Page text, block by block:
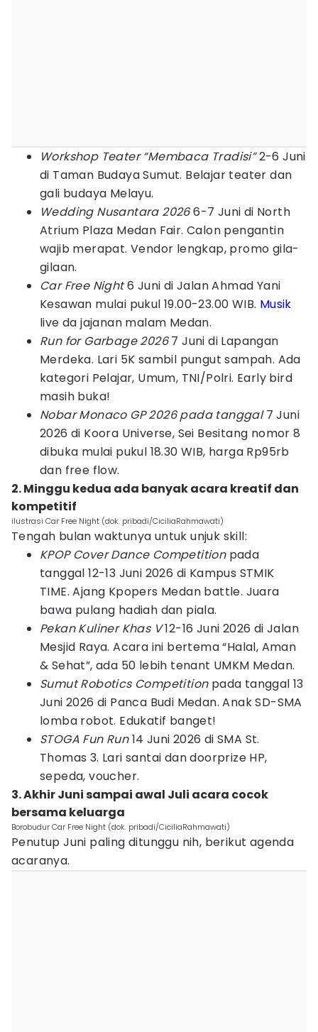
Workshop Teater “Membaca Tradisi”2-6 Juni
di Taman Budaya Sumut. Belajar teater dan
gali budaya Melayu.
Wedding Nusantara 20266-7 Juni di North
Atrium Plaza Medan Fair. Calon pengantin
wajib merapat. Vendor lengkap, promo gila-
gilaan.
Car Free Night6 Juni di Jalan Ahmad Yani
Kesawan mulai pukul 19.00-23.00 WIB. Musik
live da jajanan malam Medan.
Run for Garbage 20267 Juni di Lapangan
Merdeka. Lari 5K sambil pungut sampah. Ada
kategori Pelajar, Umum, TNI/Polri. Early bird
masih buka!
Nobar Monaco GP 2026 pada tanggal7 Juni
2026 di Koora Universe, Sei Besitang nomor 8
dibuka mulai pukul 18.30 WIB, harga Rp95rb
dan free flow.
2. Minggu kedua ada banyak acara kreatif dan
kompetitif
ilustrasi Car Free Night (dok. pribadi/CiciliaRahmawati)
Tengah bulan waktunya untuk unjuk skill:
KPOP Cover Dance Competitionpada
tanggal 12-13 Juni 2026 di Kampus STMIK
TIME. Ajang Kpopers Medan battle. Juara
bawa pulang hadiah dan piala.
Pekan Kuliner Khas V12-16 Juni 2026 di Jalan
Mesjid Raya. Acara ini bertema “Halal, Aman
& Sehat”, ada 50 lebih tenant UMKM Medan.
Sumut Robotics Competitionpada tanggal 13
Juni 2026 di Panca Budi Medan. Anak SD-SMA
lomba robot. Edukatif banget!
STOGA Fun Run14 Juni 2026 di SMA St.
Thomas 3. Lari santai dan doorprize HP,
sepeda, voucher.
3. Akhir Juni sampai awal Juli acara cocok
bersama keluarga
Borobudur Car Free Night (dok. pribadi/CiciliaRahmawati)
Penutup Juni paling ditunggu nih, berikut agenda
acaranya.